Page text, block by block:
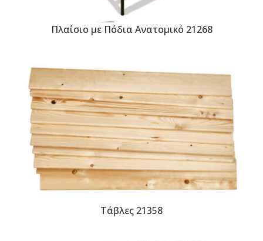
Πλαίσιο με Πόδια Ανατομικό 21268
Τάβλες 21358